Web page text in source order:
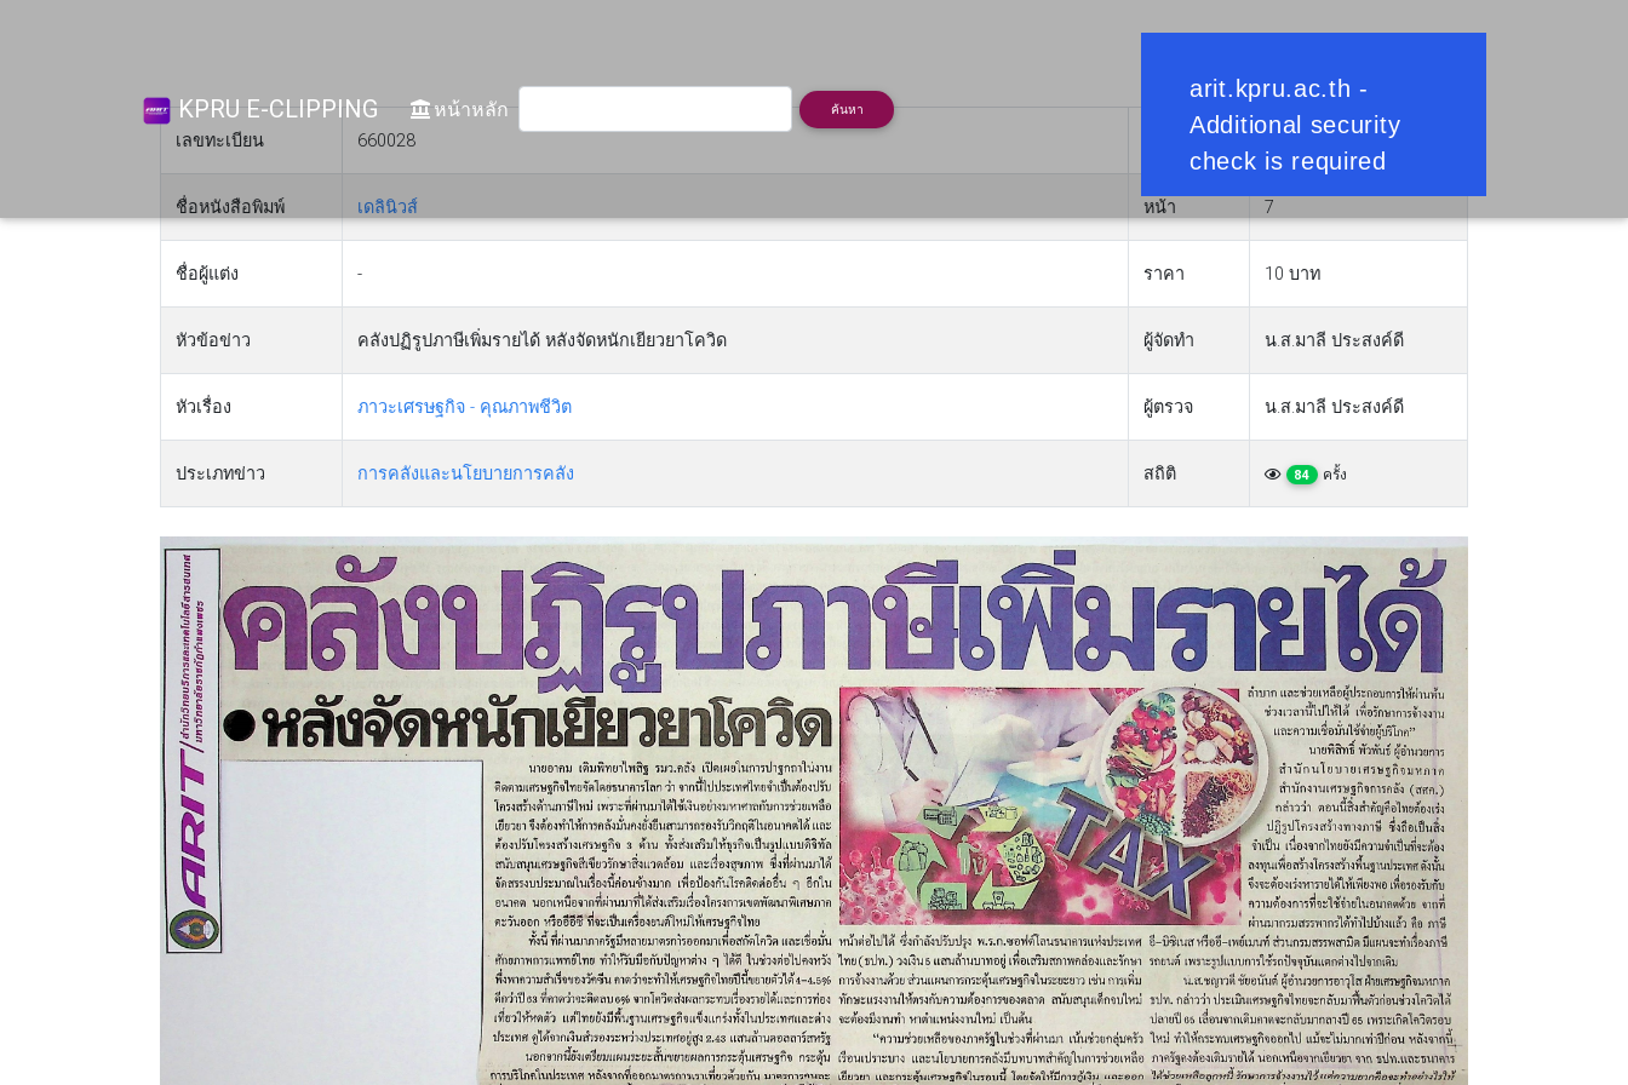
KPRU E-CLIPPING หน้าหลัก ค้นหา
เลขทะเบียน 660028 23 มกราคม 2564
ชื่อหนังสือพิมพ์ เดลินิวส์ หน้า 7
ชื่อผู้แต่ง - ราคา 10 บาท
หัวข้อข่าว คลังปฏิรูปภาษีเพิ่มรายได้ หลังจัดหนักเยียวยาโควิด ผู้จัดทำ น.ส.มาลี ประสงค์ดี
หัวเรื่อง ภาวะเศรษฐกิจ - คุณภาพชีวิต ผู้ตรวจ น.ส.มาลี ประสงค์ดี
ประเภทข่าว การคลังและนโยบายการคลัง สถิติ 84 ครั้ง